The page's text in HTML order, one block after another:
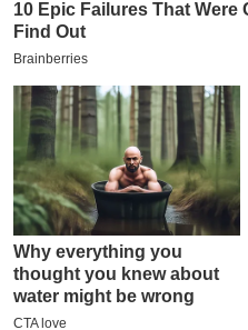
पे
प
र
मि
सा
ल
बे
मि
सा
ल